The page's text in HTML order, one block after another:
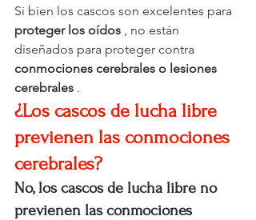
Si bien los cascos son excelentes para
proteger los oídos , no están
diseñados para proteger contra
conmociones cerebrales o lesiones
cerebrales .
¿Los cascos de lucha libre
previenen las conmociones
cerebrales?
No, los cascos de lucha libre no
previenen las conmociones